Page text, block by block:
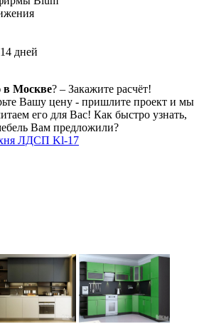
дней
в Москве? – Закажите расчёт!
Вашу цену - пришлите проект и мы
его для Вас! Как быстро узнать,
Вам предложили?
ЛДСП Kl-17